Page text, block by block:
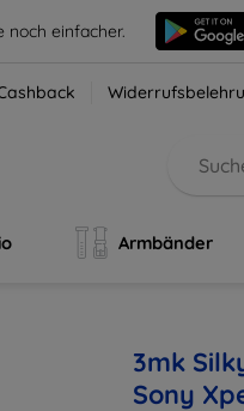
noch einfacher.
Armbänder
3mk
Sony